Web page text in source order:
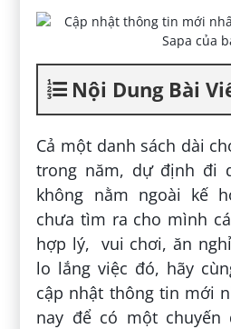
Nội Dung Bài
Cả một danh sách dài
trong năm, dự định đi
không nằm ngoài kế
chưa tìm ra cho mình
hợp lý, vui chơi, ăn
lo lắng việc đó, hãy
cập nhật thông tin mới
nay để có một chuyến